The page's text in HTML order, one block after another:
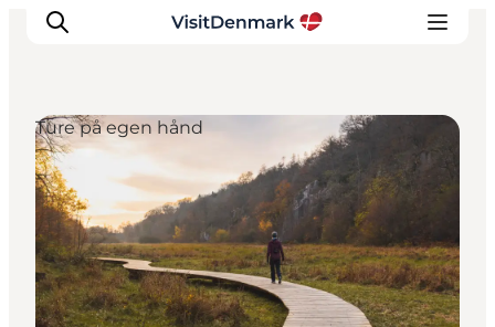
Inspiration
Destinationer
Oplevelser
Overnatning
Planlæg ferien
Ture på egen hånd